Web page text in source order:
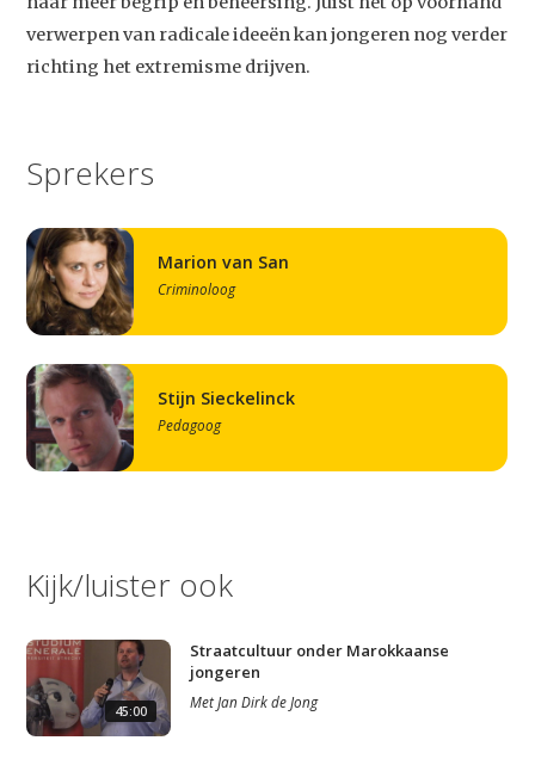
verwerpen van radicale ideeën kan jongeren nog verder
richting het extremisme drijven.
Sprekers
Marion van San
Criminoloog
Stijn Sieckelinck
Pedagoog
Kijk/luister ook
45:00
Straatcultuur onder Marokkaanse
jongeren
MetJan Dirk de Jong